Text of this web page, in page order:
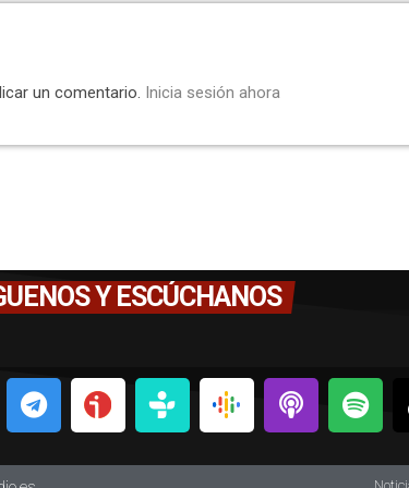
un comentario. Inicia sesión ahora
Y ESCÚCHANOS